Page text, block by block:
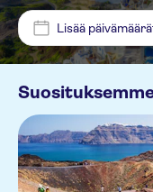
Lisää
NO-PICKUP
Euromarket
Mare Nostrum
Moto Manos
Lippuvaihtoehdot
Välitön vahvistus
Ilmainen peruutus
Paikalliseen
Kategoriat
Veneet
Kulttuuri ja
Aktiviteetit
Nähtävyydet ja
Aktiviteetin kieli
English